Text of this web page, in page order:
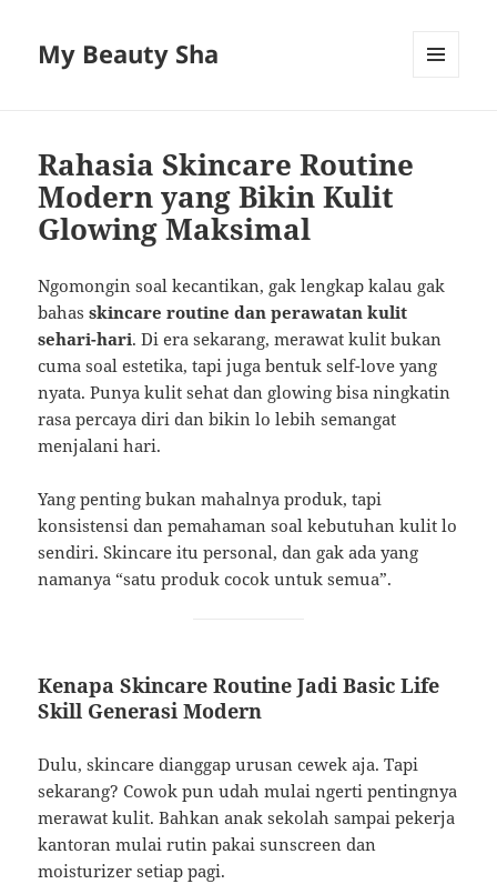
My Beauty Sha
Rahasia Skincare Routine
Modern yang Bikin Kulit
Glowing Maksimal
Ngomongin soal kecantikan, gak lengkap kalau gak
bahasskincare routine dan perawatan kulit
sehari-hari. Di era sekarang, merawat kulit bukan
cuma soal estetika, tapi juga bentuk self-love yang
nyata. Punya kulit sehat dan glowing bisa ningkatin
rasa percaya diri dan bikin lo lebih semangat
menjalani hari.
Yang penting bukan mahalnya produk, tapi
konsistensi dan pemahaman soal kebutuhan kulit lo
sendiri. Skincare itu personal, dan gak ada yang
namanya “satu produk cocok untuk semua”.
Kenapa Skincare Routine Jadi Basic Life
Skill Generasi Modern
Dulu, skincare dianggap urusan cewek aja. Tapi
sekarang? Cowok pun udah mulai ngerti pentingnya
merawat kulit. Bahkan anak sekolah sampai pekerja
kantoran mulai rutin pakai sunscreen dan
moisturizer setiap pagi.